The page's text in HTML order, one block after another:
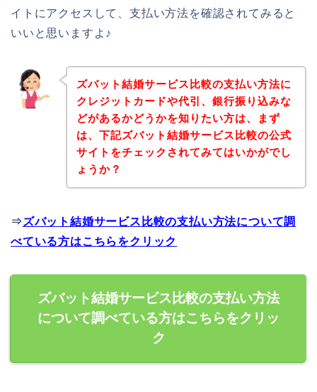
イトにアクセスして、支払い方法を確認されてみると
いいと思いますよ♪
ズバット結婚サービス比較の支払い方法に
クレジットカードや代引、銀行振り込みな
どがあるかどうかを知りたい方は、まず
は、下記ズバット結婚サービス比較の公式
サイトをチェックされてみてはいかがでし
ょうか？
⇒ ズバット結婚サービス比較の支払い方法について調
べている方はこちらをクリック
ズバット結婚サービス比較の支払い方法
について調べている方はこちらをクリッ
ク